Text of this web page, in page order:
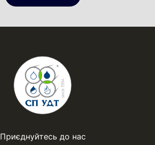
Приєднуйтесь до нас